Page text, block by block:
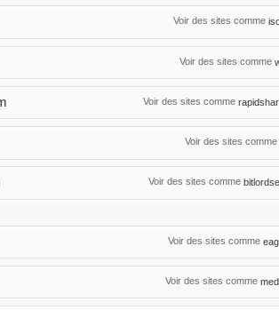
Voir des sites comme
Voir des sites comme
Voir des sites comme
Voir des sites comme
Voir des sites comme
Voir des sites comme
Voir des sites comme